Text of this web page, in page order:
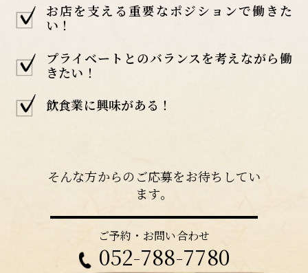
お店を支える重要なポジションで働きた
い！
プライベートとのバランスを考えながら働
きたい！
飲食業に興味がある！
そんな方からのご応募をお待ちしてい
ます。
ご予約・お問い合わせ
052-788-7780